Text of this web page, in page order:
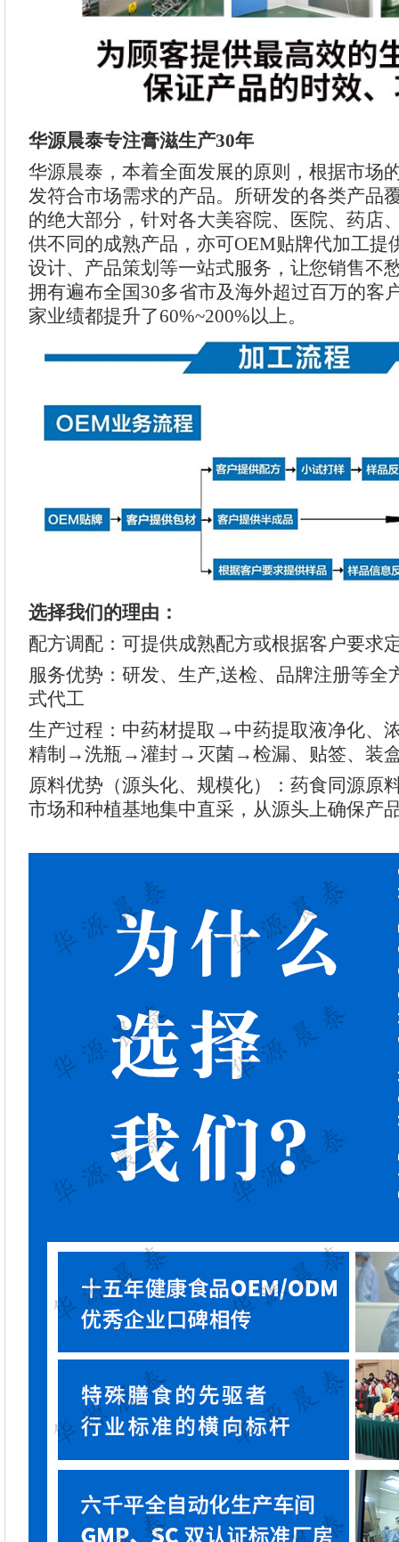
华源晨泰专注膏滋生产30年
华源晨泰，本着全面发展的原则，根据市场
发符合市场需求的产品。所研发的各类产品
的绝大部分，针对各大美容院、医院、药店
供不同的成熟产品，亦可OEM贴牌代加工提
设计、产品策划等一站式服务，让您销售不
拥有遍布全国30多省市及海外超过百万的客
家业绩都提升了60%~200%以上。
选择我们的理由：
配方调配：可提供成熟配方或根据客户要求
服务优势：研发、生产,送检、品牌注册等全
式代工
生产过程：中药材提取→中药提取液净化
精制→洗瓶→灌封→灭菌→检漏、贴签、装
原料优势（源头化、规模化）：药食同源原
市场和种植基地集中直采，从源头上确保产